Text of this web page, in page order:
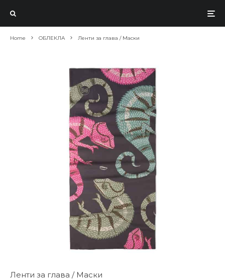
Home ОБЛЕКЛА Ленти за глава / Маски
Ленти за глава / Маски